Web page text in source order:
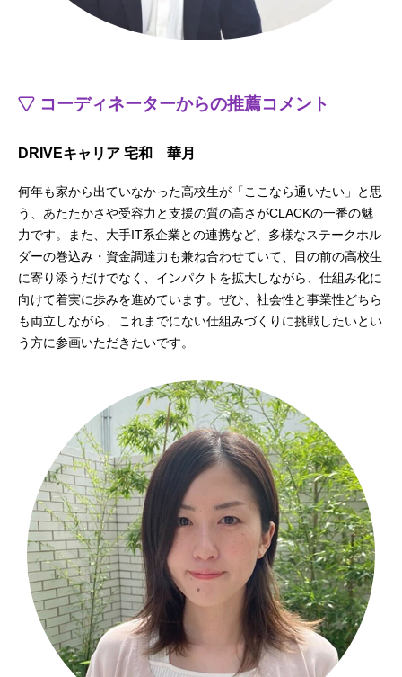
コーディネーターからの推薦コメント
DRIVEキャリア 宅和 華月
何年も家から出ていなかった高校生が「ここなら通いたい」と思
う、あたたかさや受容力と支援の質の高さがCLACKの一番の魅
力です。また、大手IT系企業との連携など、多様なステークホル
ダーの巻込み・資金調達力も兼ね合わせていて、目の前の高校生
に寄り添うだけでなく、インパクトを拡大しながら、仕組み化に
向けて着実に歩みを進めています。ぜひ、社会性と事業性どちら
も両立しながら、これまでにない仕組みづくりに挑戦したいとい
う方に参画いただきたいです。